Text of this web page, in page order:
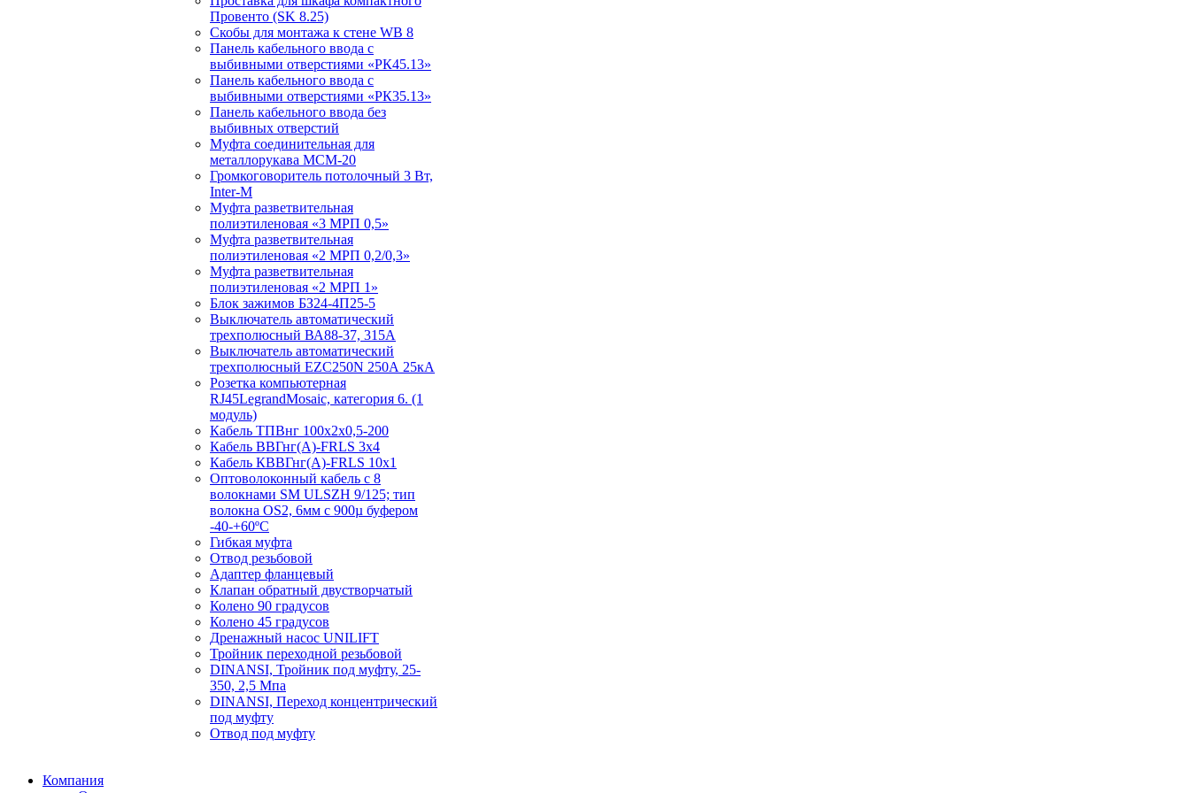
Провенто (SK 8.25)
Скобы для монтажа к стене WB 8
Панель кабельного ввода с
выбивными отверстиями «РК45.13»
Панель кабельного ввода с
выбивными отверстиями «РК35.13»
Панель кабельного ввода без
выбивных отверстий
Муфта соединительная для
металлорукава МСМ-20
Громкоговоритель потолочный 3 Вт,
Inter-M
Муфта разветвительная
полиэтиленовая «3 МРП 0,5»
Муфта разветвительная
полиэтиленовая «2 МРП 0,2/0,3»
Муфта разветвительная
полиэтиленовая «2 МРП 1»
Блок зажимов БЗ24-4П25-5
Выключатель автоматический
трехполюсный ВА88-37, 315А
Выключатель автоматический
трехполюсный EZC250N 250А 25кА
Розетка компьютерная
RJ45LegrandMosaic, категория 6. (1
модуль)
Кабель ТПВнг 100х2х0,5-200
Кабель ВВГнг(А)-FRLS 3х4
Кабель КВВГнг(А)-FRLS 10х1
Оптоволоконный кабель с 8
волокнами SM ULSZH 9/125; тип
волокна OS2, 6мм с 900µ буфером
-40-+60ºC
Гибкая муфта
Отвод резьбовой
Адаптер фланцевый
Клапан обратный двустворчатый
Колено 90 градусов
Колено 45 градусов
Дренажный насос UNILIFT
Тройник переходной резьбовой
DINANSI, Тройник под муфту, 25-
350, 2,5 Мпа
DINANSI, Переход концентрический
под муфту
Отвод под муфту
Компания